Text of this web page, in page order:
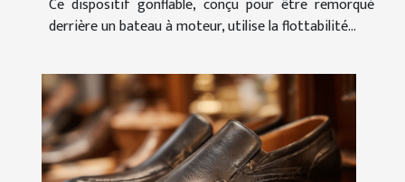
Ce dispositif gonflable, conçu pour être remorqué
derrière un bateau à moteur, utilise la flottabilité...